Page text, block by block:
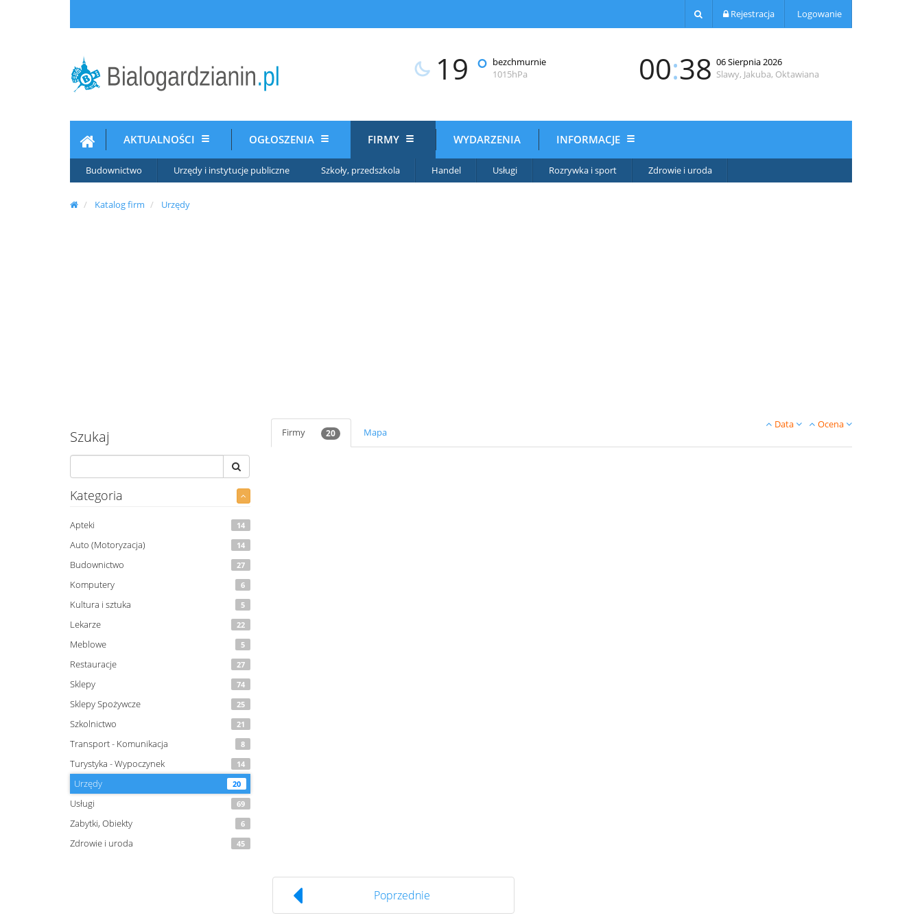
Rejestracja Logowanie
19 ° bezchmurnie
1015hPa
00:38 06 Sierpnia 2026
Slawy, Jakuba, Oktawiana
AKTUALNOŚCI OGŁOSZENIA FIRMY
Budownictwo Urzędy i instytucje publiczne Szkoły, przedszkola Handel Usługi Rozrywka i sport Zdrowie i uroda
WYDARZENIA INFORMACJE
Katalog firm Urzędy
Szukaj
Kategoria
Apteki 14
Auto (Motoryzacja) 14
Budownictwo 27
Komputery 6
Kultura i sztuka 5
Lekarze 22
Meblowe 5
Restauracje 27
Sklepy 74
Sklepy Spożywcze 25
Szkolnictwo 21
Transport - Komunikacja 8
Turystyka - Wypoczynek 14
Urzędy 20
Usługi 69
Zabytki, Obiekty 6
Zdrowie i uroda 45
Data Ocena
Firmy 20 Mapa
Poprzednie